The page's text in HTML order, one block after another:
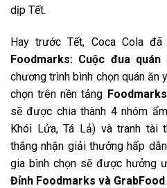
dịp Tết.
Hay trước Tết, Coca Cola
Foodmarks: Cuộc đua quán
chương trình bình chọn quán ăn
chọn trên nền tảng
sẽ được chia thành 4 nhóm
Khói Lửa, Tá Lả) và tranh tài
thắng nhận giải thưởng hấp
gia bình chọn sẽ được hưởng
Đỉnh Foodmarks và GrabFood.